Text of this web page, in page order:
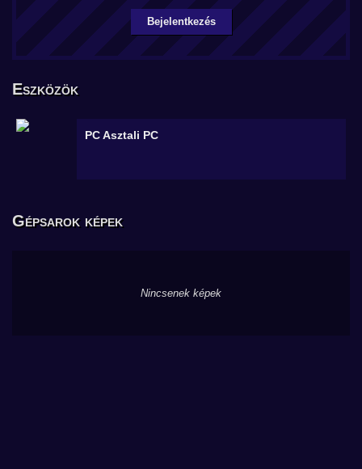
Bejelentkezés
Eszközök
PCAsztali PC
Gépsarok képek
Nincsenek képek